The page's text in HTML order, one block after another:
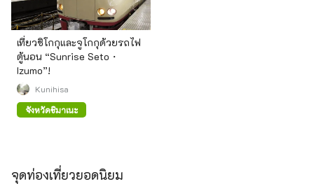
เที่ยวชิโกกุและจูโกกุด้วยรถไฟ
ตู้นอน “Sunrise Seto・
Izumo”!
Kunihisa
จังหวัดชิมาเนะ
จุดท่องเที่ยวยอดนิยม